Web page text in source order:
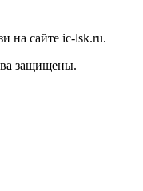
на сайте ic-lsk.ru.
защищены.